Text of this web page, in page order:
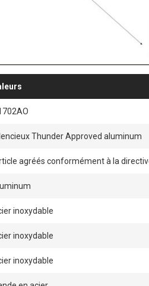
Thunder Approved aluminum
agréés conformément à la
inoxydable
inoxydable
inoxydable